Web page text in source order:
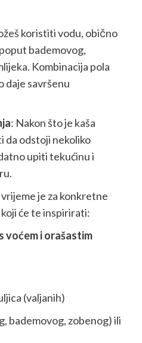
koristiti vodu, obično
bademovog,
Kombinacija pola
daje savršenu
: Nakon što je kaša
da odstoji nekoliko
upiti tekućinu i
vrijeme je za konkretne
će te inspirirati:
voćem i orašastim
(valjanih)
bademovog, zobenog) ili